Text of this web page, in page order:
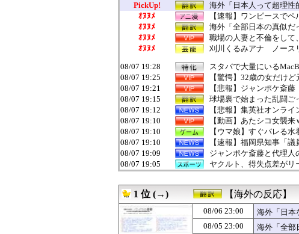
PickUp!
海外「日本人って超理性
ｵﾇﾇﾒ
【速報】ワンピースで
ｵﾇﾇﾒ
海外「全部日本の真似だ
ｵﾇﾇﾒ
職場の人妻と不倫をして
ｵﾇﾇﾒ
刈川くるみアナ ノース
08/07 19:28
スタバで大量にいる
08/07 19:25
【驚愕】32歳の女だけ
08/07 19:21
【悲報】ジャンポケ斎
08/07 19:15
球場裏で始まった乱闘ご
08/07 19:12
【悲報】集英社オンラ
08/07 19:10
【動画】あたシコ女襲
08/07 19:10
【ウマ娘】すぐバレる水
08/07 19:10
【速報】福岡県知事「
08/07 19:09
ジャンポケ斎藤と代理
08/07 19:05
ヤクルト、得失点差がリ
08/07 19:04
元キャバ嬢MINAさん死
08/07 19:02
【動画】韓国アイドルさ
08/07 19:02
【悲報】浜口氏「『FF7
08/07 19:00
【動画】手術中に熊本地
08/07 19:00
蛍大名・京極高次を語ろ
1 位 (→) 【海外の反応
08/06 23:00
海外「日本
08/05 23:00
海外「全部